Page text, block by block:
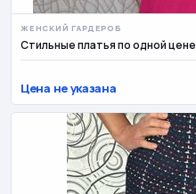
ЖЕНСКИЙ ГАРДЕРОБ
Стильные платья по одной цене
Цена не указана